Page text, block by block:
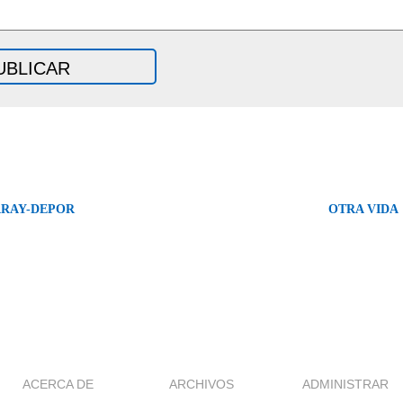
DEPOR OTRA
ACERCA DE ARCHIVOS ADMINISTRAR